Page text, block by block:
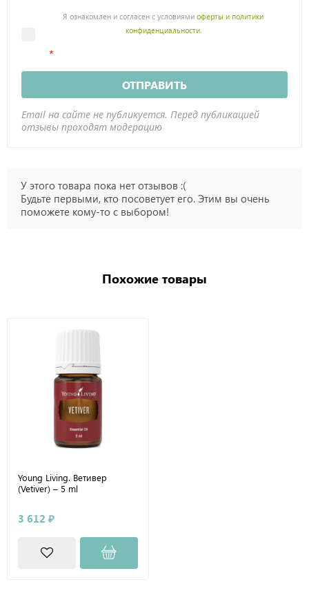
Я ознакомлен и согласен с условиямиоферты и политики
конфиденциальности.
ОТПРАВИТЬ
Email на сайте не публикуется. Перед публикацией
отзывы проходят модерацию
У этого товара пока нет отзывов :(
Будьте первыми, кто посоветует его. Этим вы очень
поможете кому-то с выбором!
Похожие товары
Young Living. Ветивер
(Vetiver) – 5 ml
3 612 ₽